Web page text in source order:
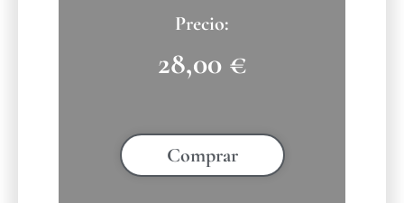
28,00 €
Comprar